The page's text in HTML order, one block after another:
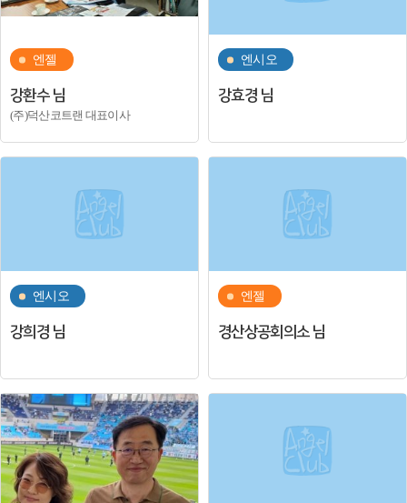
엔젤
강환수 님
(주)덕산코트랜 대표이사
엔시오
강효경 님
엔시오
강희경 님
엔젤
경산상공회의소 님